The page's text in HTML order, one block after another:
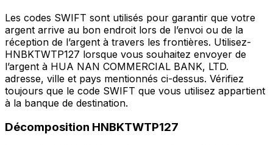
Les codes SWIFT sont utilisés pour garantir que votre
argent arrive au bon endroit lors de l’envoi ou de la
réception de l’argent à travers les frontières. Utilisez-
HNBKTWTP127 lorsque vous souhaitez envoyer de
l’argent à HUA NAN COMMERCIAL BANK, LTD.
adresse, ville et pays mentionnés ci-dessus. Vérifiez
toujours que le code SWIFT que vous utilisez appartient
à la banque de destination.
Décomposition HNBKTWTP127